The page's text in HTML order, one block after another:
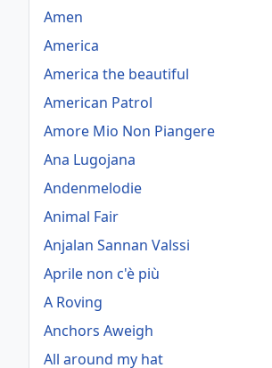
Amen
America
America the beautiful
American Patrol
Amore Mio Non Piangere
Ana Lugojana
Andenmelodie
Animal Fair
Anjalan Sannan Valssi
Aprile non c'è più
A Roving
Anchors Aweigh
All around my hat